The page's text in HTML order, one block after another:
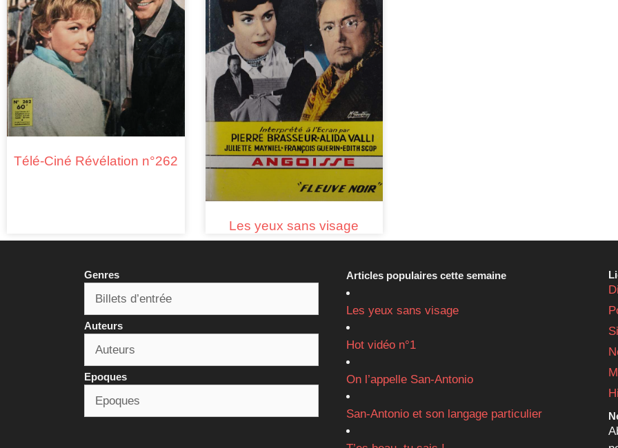
Télé-Ciné Révélation n°262
Les yeux sans visage
Genres
Auteurs
Epoques
Articles populaires cette semaine
Les yeux sans visage
Hot vidéo n°1
On l’appelle San-Antonio
San-Antonio et son langage particulier